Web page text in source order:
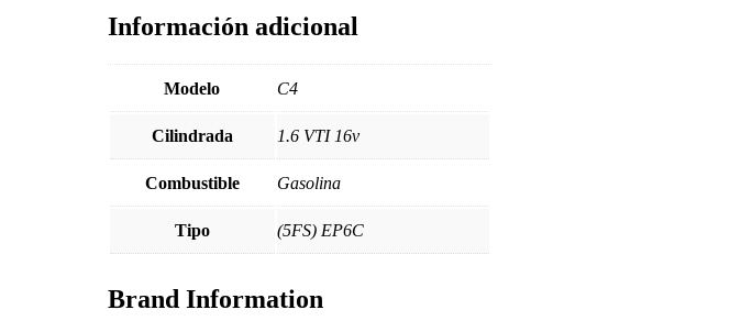
Información adicional
Modelo C4
Cilindrada 1.6 VTI 16v
Combustible Gasolina
Tipo (5FS) EP6C
Brand Information